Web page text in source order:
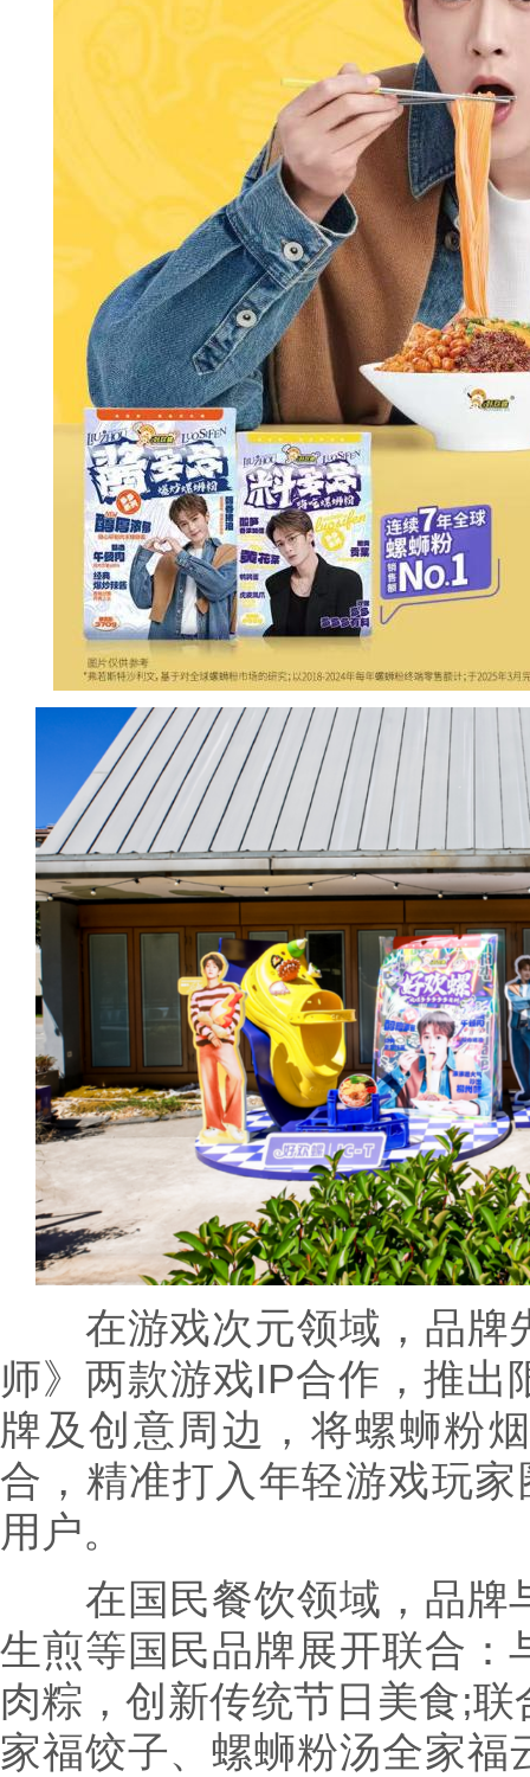
在游戏次元领域，品牌
师》两款游戏IP合作，推
牌及创意周边，将螺蛳粉
合，精准打入年轻游戏玩
用户。
在国民餐饮领域，品牌
生煎等国民品牌展开联合：
肉粽，创新传统节日美食;
家福饺子、螺蛳粉汤全家